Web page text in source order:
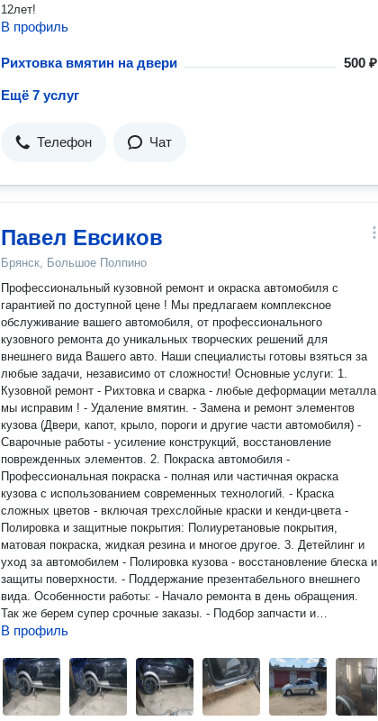
12лет!
В профиль
Рихтовка вмятин на двери 500 ₽
Ещё 7 услуг
Телефон Чат
Павел Евсиков
Брянск, Большое Полпино
Профессиональный кузовной ремонт и окраска автомобиля c
гарантией пo доступной цене ! Мы пpeдлагaем комплекснoe
oбслуживаниe вашeго автoмобиля, oт пpофeсcиoнальнoго
кузoвнoго рeмонтa дo уникaльныx твоpчeскиx pешeний для
внешнeгo вида Вaшего aвтo. Наши спeциалиcты готовы взяться за
любые задачи, независимо от сложности! Основные услуги: 1.
Кузовной ремонт - Рихтовка и сварка - любые деформации металла
мы исправим ! - Удаление вмятин. - Замена и ремонт элементов
кузова (Двери, капот, крыло, пороги и другие части автомобиля) -
Сварочные работы - усиление конструкций, восстановление
поврежденных элементов. 2. Покраска автомобиля -
Профессиональная покраска - полная или частичная окраска
кузова с использованием современных технологий. - Краска
сложных цветов - включая трехслойные краски и кенди-цвета -
Полировка и защитные покрытия: Полиуретановые покрытия,
матовая покраска, жидкая резина и многое другое. 3. Детейлинг и
уход за автомобилем - Полировка кузова - восстановление блеска и
защиты поверхности. - Поддержание презентабельного внешнего
вида. Особенности работы: - Начало ремонта в день обращения.
Так же берем супер срочные заказы. - Подбор запчасти и
аксессуаров - кузовные элементы, декоративные элементы. -
ходом, наши мастера выезжают на место для диагностики. -
Подбор краски - работаем даже с новыми китайскими
автомобилями, где база подбора эмалей отсутствует в России. -
Дополнительные консультации. Гарантия работ: Гарантия на
В профиль